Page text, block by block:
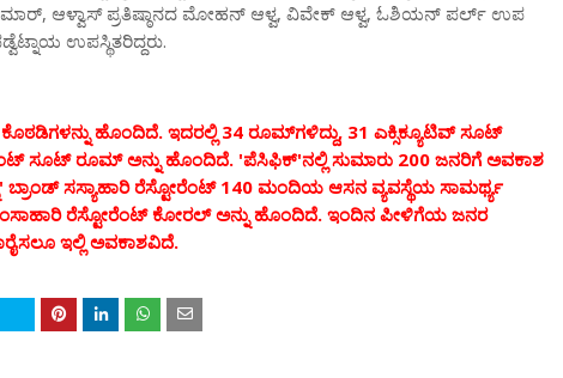
, ಆಳ್ವಾಸ್ ಪ್ರತಿಷ್ಠಾನದ ಮೋಹನ್ ಆಳ್ವ, ವಿವೇಕ್ ಆಳ್ವ, ಓಶಿಯನ್ ಪರ್ಲ್ ಉಪ
ಉಪಸ್ಥಿತರಿದ್ದರು.
ಕೊಠಡಿಗಳನ್ನು ಹೊಂದಿದೆ. ಇದರಲ್ಲಿ34 ರೂಮ್ಗಳಿದ್ದು, 31 ಎಕ್ಸಿಕ್ಯೂಟಿವ್ ಸೂಟ್
ಸೂಟ್ ರೂಮ್ ಅನ್ನು ಹೊಂದಿದೆ. 'ಪೆಸಿಫಿಕ್'ನಲ್ಲಿ ಸುಮಾರು 200 ಜನರಿಗೆ ಅವಕಾಶ
' ಬ್ರಾಂಡ್ ಸಸ್ಯಾಹಾರಿ ರೆಸ್ಟೋರೆಂಟ್140 ಮಂದಿಯ ಆಸನ ವ್ಯವಸ್ಥೆಯ ಸಾಮರ್ಥ್ಯ
ರೆಸ್ಟೋರೆಂಟ್ ಕೋರಲ್ ಅನ್ನು ಹೊಂದಿದೆ. ಇಂದಿನ ಪೀಳಿಗೆಯ ಜನರ
ಇಲ್ಲಿ ಅವಕಾಶವಿದೆ.